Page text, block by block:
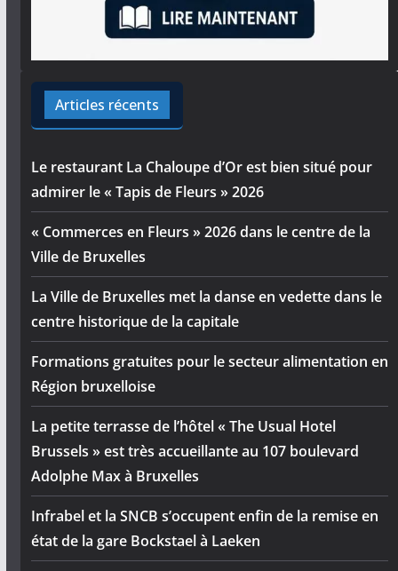
Articles récents
Le restaurant La Chaloupe d’Or est bien situé pour
admirer le « Tapis de Fleurs » 2026
« Commerces en Fleurs » 2026 dans le centre de la
Ville de Bruxelles
La Ville de Bruxelles met la danse en vedette dans le
centre historique de la capitale
Formations gratuites pour le secteur alimentation en
Région bruxelloise
La petite terrasse de l’hôtel « The Usual Hotel
Brussels » est très accueillante au 107 boulevard
Adolphe Max à Bruxelles
Infrabel et la SNCB s’occupent enfin de la remise en
état de la gare Bockstael à Laeken